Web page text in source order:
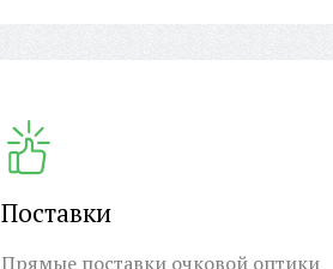
Поставки
Прямые поставки очковой оптики